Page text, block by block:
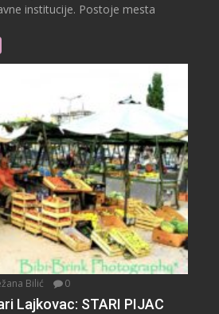
institucije. Postoje mesta
Bilić 0
Lajkovac: STARI PIJAC